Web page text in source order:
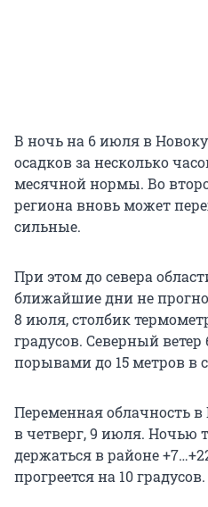
В ночь на 6 июля в
осадков за несколько
месячной нормы. Во
региона вновь может
сильные.
При этом до севера
ближайшие дни не
8 июля, столбик
градусов. Северный ветер
порывами до 15 метров в
Переменная облачность в
в четверг, 9 июля. Ночью
держаться в районе
прогреется на 10 градусов.